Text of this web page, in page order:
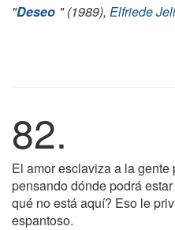
"Deseo " (1989), Elfriede
82.
El amor esclaviza a la
pensando dónde podrá
qué no está aquí? Eso le
espantoso.